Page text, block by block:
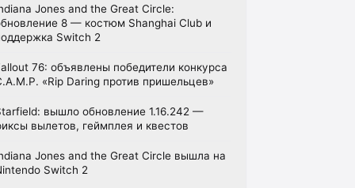
Jones and the Great Circle:
8 — костюм Shanghai Club и
Switch 2
76: объявлены победители конкурса
«Rip Daring против пришельцев»
вышло обновление 1.16.242 —
вылетов, геймплея и квестов
Jones and the Great Circle вышла на
Switch 2